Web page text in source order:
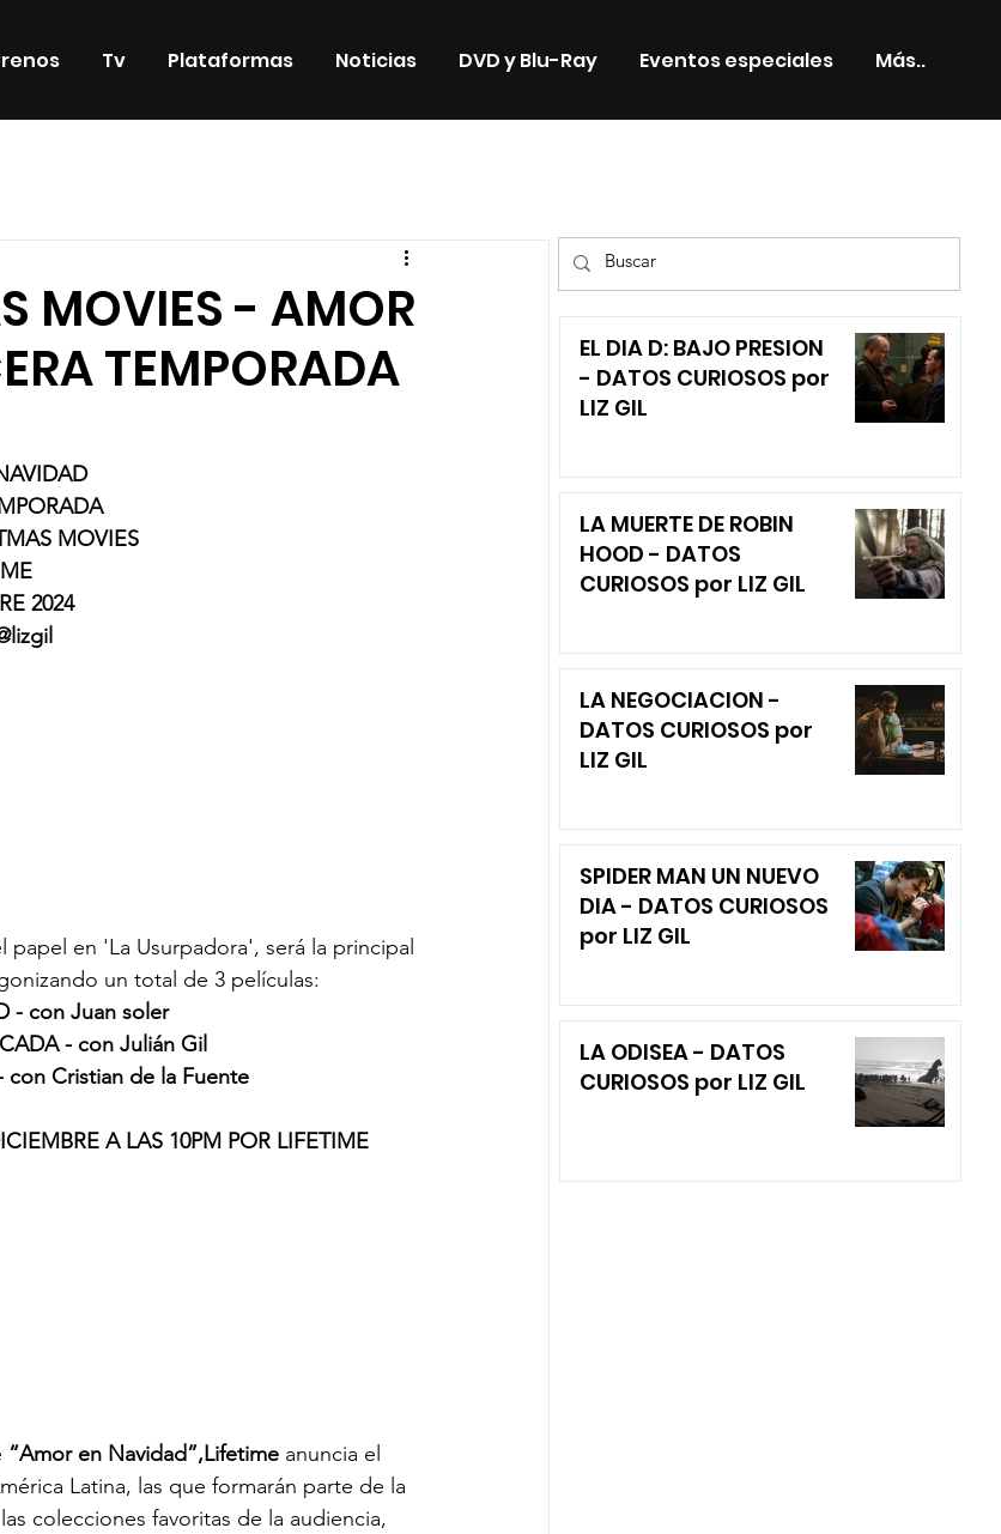
Tv Plataformas Noticias DVD y Blu-Ray Eventos especiales Más..
MOVIES - AMOR
TEMPORADA
MOVIES
2024
en 'La Usurpadora', será la principal
un total de 3 películas:
- con Juan soler
- con Julián Gil
con Cristian de la Fuente
A LAS 10PM POR LIFETIME
“Amor en Navidad”,Lifetime anuncia el
Latina, las que formarán parte de la
colecciones favoritas de la audiencia,
EL DIA D: BAJO PRESION
- DATOS CURIOSOS por
LIZ GIL
LA MUERTE DE ROBIN
HOOD - DATOS
CURIOSOS por LIZ GIL
LA NEGOCIACION -
DATOS CURIOSOS por
LIZ GIL
SPIDER MAN UN NUEVO
DIA - DATOS CURIOSOS
por LIZ GIL
LA ODISEA - DATOS
CURIOSOS por LIZ GIL